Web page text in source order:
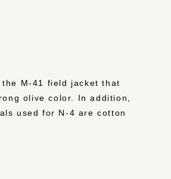
M-41 field jacket that
olive color. In addition,
used for N-4 are cotton